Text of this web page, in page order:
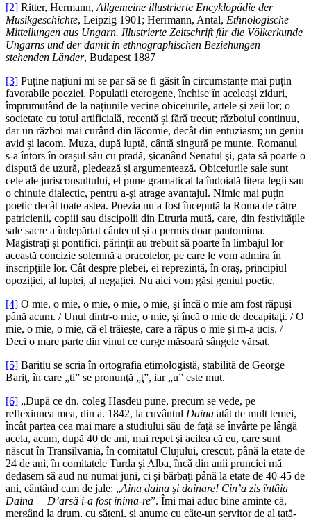
[2] Ritter, Hermann, Allgemeine illustrierte Encyklopädie der
Musikgeschichte, Leipzig 1901; Herrmann, Antal, Ethnologische
Mitteilungen aus Ungarn. Illustrierte Zeitschrift für die Völkerkunde
Ungarns und der damit in ethnographischen Beziehungen
stehenden Länder, Budapest 1887
[3] Puține națiuni mi se par să se fi găsit în circumstanțe mai puțin
favorabile poeziei. Populații eterogene, închise în aceleași ziduri,
împrumutând de la națiunile vecine obiceiurile, artele și zeii lor; o
societate cu totul artificială, recentă și fără trecut; războiul continuu,
dar un război mai curând din lăcomie, decât din entuziasm; un geniu
avid și lacom. Muza, după luptă, cântă singură pe munte. Romanul
s-a întors în orașul său cu pradă, şicanând Senatul şi, gata să poarte o
dispută de uzură, pledează și argumentează. Obiceiurile sale sunt
cele ale jurisconsultului, el pune gramatical la îndoială litera legii sau
o chinuie dialectic, pentru a-şi atrage avantajul. Nimic mai puțin
poetic decât toate astea. Poezia nu a fost începută la Roma de către
patricienii, copiii sau discipolii din Etruria mută, care, din festivitățile
sale sacre a îndepărtat cântecul și a permis doar pantomima.
Magistrați și pontifici, părinții au trebuit să poarte în limbajul lor
această concizie solemnă a oracolelor, pe care le vom admira în
inscripțiile lor. Cât despre plebei, ei reprezintă, în oraș, principiul
opoziției, al luptei, al negației. Nu aici vom găsi geniul poetic.
[4] O mie, o mie, o mie, o mie, o mie, şi încă o mie am fost răpuşi
până acum. / Unul dintr-o mie, o mie, şi încă o mie de decapitaţi. / O
mie, o mie, o mie, că el trăiește, care a răpus o mie şi m-a ucis. /
Deci o mare parte din vinul ce curge măsoară sângele vărsat.
[5] Baritiu se scria în ortografia etimologistă, stabilită de George
Bariţ, în care „ti” se pronunţă „ţ”, iar „u” este mut.
[6] „După ce dn. coleg Hasdeu pune, precum se vede, pe
reflexiunea mea, din a. 1842, la cuvântul Daina atât de mult temei,
încât partea cea mai mare a studiului său de faţă se învârte pe lângă
acela, acum, după 40 de ani, mai repet şi acilea că eu, care sunt
născut în Transilvania, în comitatul Clujului, crescut, până la etate de
24 de ani, în comitatele Turda şi Alba, încă din anii prunciei mă
dedasem să aud nu numai juni, ci şi bărbaţi până la etate de 40-45 de
ani, cântând cam de jale: „Aina daina şi dainare! Cin’a zis întâia
Daina – D’arsă i-a fost inima-re”. Îmi mai aduc bine aminte că,
mergând la drum, cu săteni, şi anume cu câte-un servitor de al tată-